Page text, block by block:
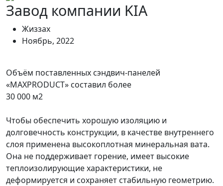
Завод компании KIA
Жиззах
Ноябрь, 2022
Объём поставленных сэндвич-панелей
«MAXPRODUCT» составил более
30 000 м2
Чтобы обеспечить хорошую изоляцию и
долговечность конструкции, в качестве внутреннего
слоя применена высокоплотная минеральная вата.
Она не поддерживает горение, имеет высокие
теплоизолирующие характеристики, не
деформируется и сохраняет стабильную геометрию.